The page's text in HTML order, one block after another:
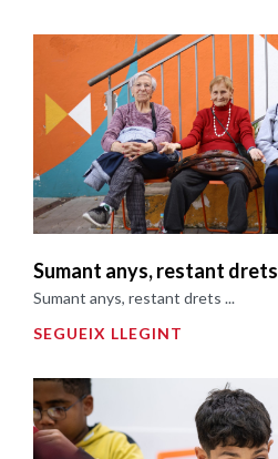
Sumant anys, restant drets
Sumant anys, restant drets ...
SEGUEIX LLEGINT